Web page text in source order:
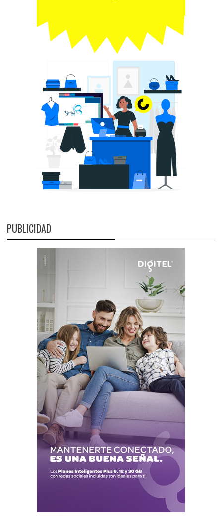
PUBLICIDAD